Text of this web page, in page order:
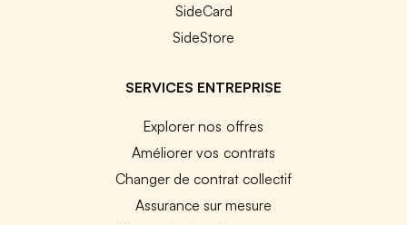
SideCard
SideStore
SERVICES ENTREPRISE
Explorer nos offres
Améliorer vos contrats
Changer de contrat collectif
Assurance sur mesure